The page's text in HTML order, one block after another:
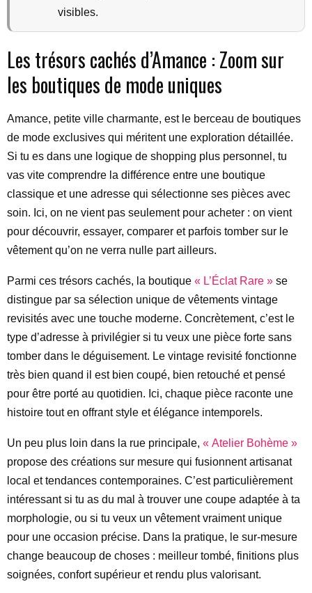
visibles.
Les trésors cachés d’Amance : Zoom sur
les boutiques de mode uniques
Amance, petite ville charmante, est le berceau de boutiques
de mode exclusives qui méritent une exploration détaillée.
Si tu es dans une logique de shopping plus personnel, tu
vas vite comprendre la différence entre une boutique
classique et une adresse qui sélectionne ses pièces avec
soin. Ici, on ne vient pas seulement pour acheter : on vient
pour découvrir, essayer, comparer et parfois tomber sur le
vêtement qu’on ne verra nulle part ailleurs.
Parmi ces trésors cachés, la boutique « L’Éclat Rare » se
distingue par sa sélection unique de vêtements vintage
revisités avec une touche moderne. Concrètement, c’est le
type d’adresse à privilégier si tu veux une pièce forte sans
tomber dans le déguisement. Le vintage revisité fonctionne
très bien quand il est bien coupé, bien retouché et pensé
pour être porté au quotidien. Ici, chaque pièce raconte une
histoire tout en offrant style et élégance intemporels.
Un peu plus loin dans la rue principale, « Atelier Bohème »
propose des créations sur mesure qui fusionnent artisanat
local et tendances contemporaines. C’est particulièrement
intéressant si tu as du mal à trouver une coupe adaptée à ta
morphologie, ou si tu veux un vêtement vraiment unique
pour une occasion précise. Dans la pratique, le sur-mesure
change beaucoup de choses : meilleur tombé, finitions plus
soignées, confort supérieur et rendu plus valorisant.